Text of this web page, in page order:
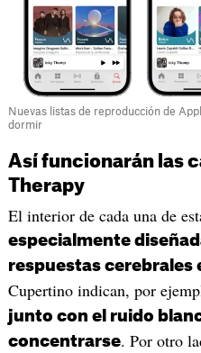
Nuevas listas de reproducción de
dormir
Así funcionarán las
Therapy
El interior de cada una de
especialmente
respuestas cerebrales
Cupertino indican, por
junto con el ruido
concentrarse. Por otro